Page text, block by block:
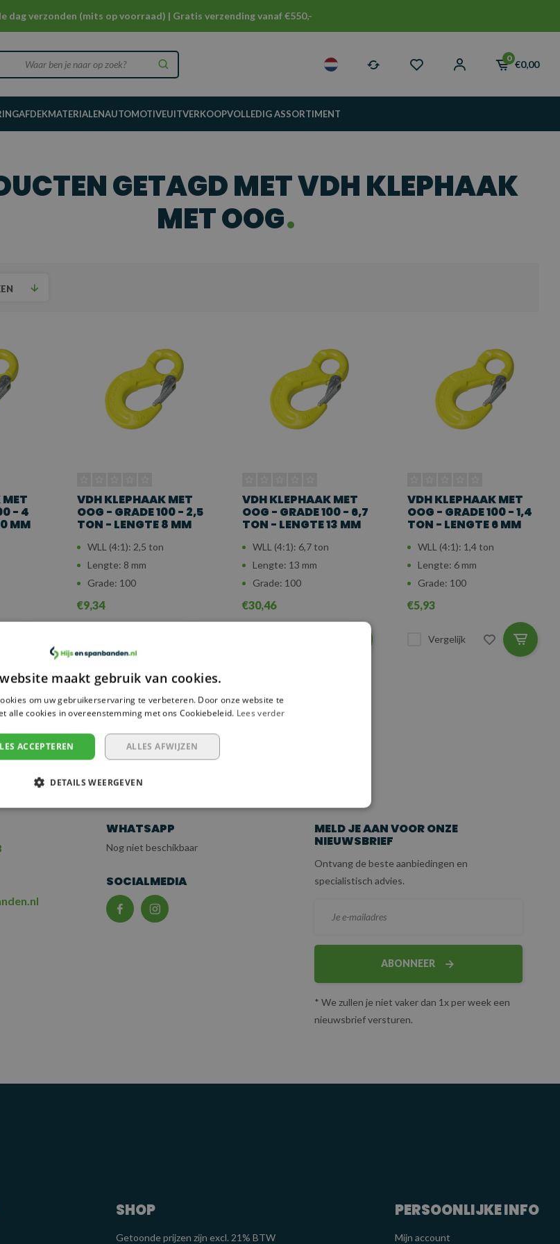
dag verzonden (mits op voorraad) | Gratis verzending vanaf €550,-
0
€0,00
AFDEKMATERIALENAUTOMOTIVEUITVERKOOPVOLLEDIG ASSORTIMENT
GETAGD MET VDH KLEPHAAK
MET OOG
- 4
MM
VDH KLEPHAAK MET
OOG - GRADE 100 - 2,5
TON - LENGTE 8 MM
WLL (4:1): 2,5 ton
Lengte: 8 mm
Grade: 100
€9,34
VDH KLEPHAAK MET
OOG - GRADE 100 - 6,7
TON - LENGTE 13 MM
WLL (4:1): 6,7 ton
Lengte: 13 mm
Grade: 100
€30,46
VDH KLEPHAAK MET
OOG - GRADE 100 - 1,4
TON - LENGTE 6 MM
WLL (4:1): 1,4 ton
Lengte: 6 mm
Grade: 100
€5,93
Vergelijk
OP
KLANTENSERVICE
WHATSAPP
Nog niet beschikbaar
SOCIALMEDIA
MELD JE AAN VOOR ONZE
NIEUWSBRIEF
Ontvang de beste aanbiedingen en
specialistisch advies.
ABONNEER
* We zullen je niet vaker dan 1x per week een
nieuwsbrief versturen.
SHOP
Getoonde prijzen zijn excl. 21% BTW
PERSOONLIJKE INFO
Mijn account
maakt gebruik van cookies.
om uw gebruikerservaring te verbeteren. Door onze website te
alle cookies in overeenstemming met ons Cookiebeleid. Lees verder
ACCEPTEREN ALLES AFWIJZEN
DETAILS WEERGEVEN